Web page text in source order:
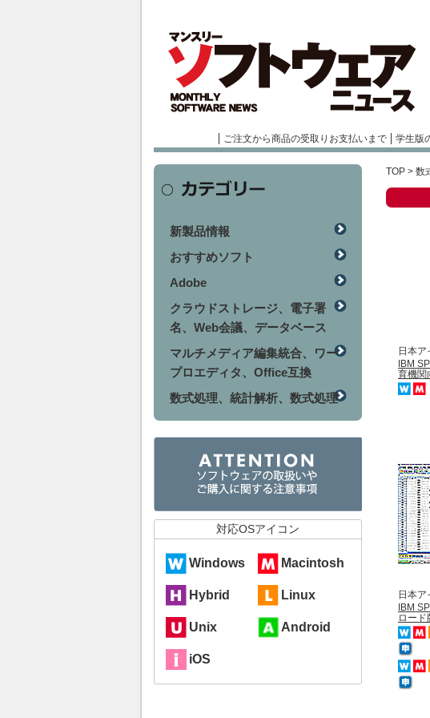
ご注文から商品の受取りお支払いまで 学生版
TOP > 数
日本ア
IBM
育機関
日本ア
IBM
ロード
新製品情報
おすすめソフト
Adobe
クラウドストレージ、電子署
名、Web会議、データベース
マルチメディア編集統合、ワー
プロエディタ、Office互換
数式処理、統計解析、数式処理
対応OSアイコン
Windows Macintosh
Hybrid Linux
Unix Android
iOS